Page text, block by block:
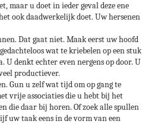
maar u doet in ieder geval deze ene
ook daadwerkelijk doet. Uw hersenen
Dat gaat niet. Maak eerst uw hoofd
wat te kriebelen op een stuk
U denkt echter even nergens op door. U
productiever.
Gun u zelf wat tijd om op gang te
vrije associaties die u hebt bij het
die daar bij horen. Of zoek alle spullen
uw taak eens in de vorm van een